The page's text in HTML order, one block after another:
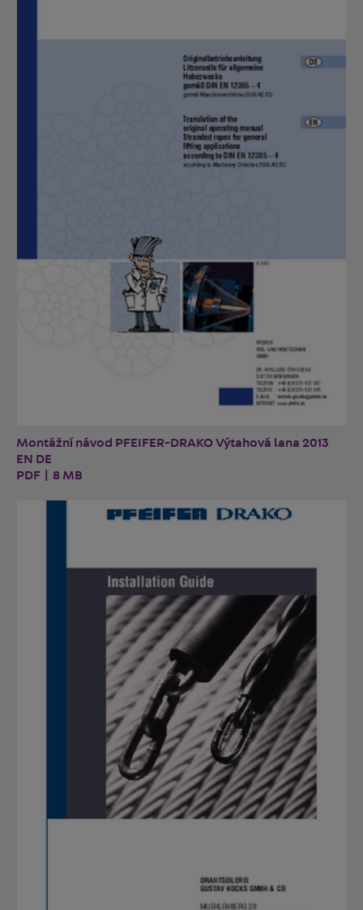
Montážní návod PFEIFER-DRAKO Výtahová lana 2013
EN DE
PDF | 8 MB